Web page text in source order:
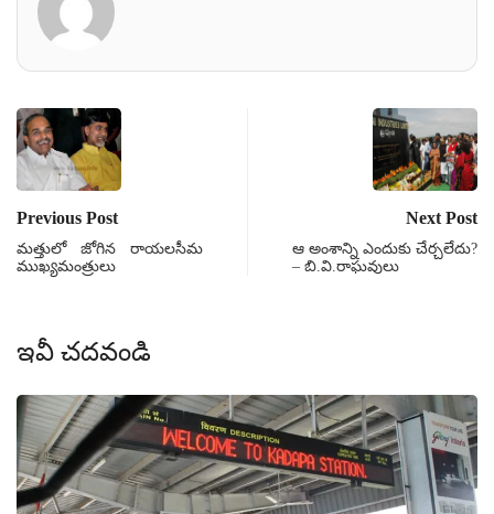
Previous Post
మత్తులో జోగిన రాయలసీమ
ముఖ్యమంత్రులు
Next Post
ఆ అంశాన్ని ఎందుకు చేర్చలేదు?
– బి.వి.రాఘవులు
ఇవీ చదవండి